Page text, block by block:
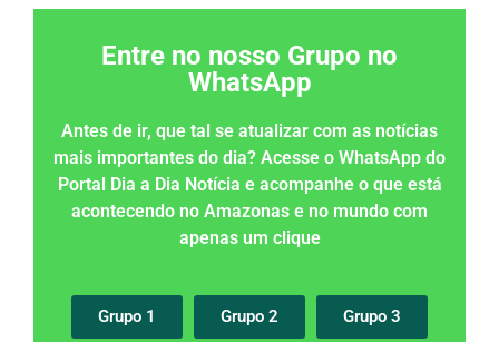
Entre no nosso Grupo no
WhatsApp
Antes de ir, que tal se atualizar com as notícias
mais importantes do dia? Acesse o WhatsApp do
Portal Dia a Dia Notícia e acompanhe o que está
acontecendo no Amazonas e no mundo com
apenas um clique
Grupo 1 Grupo 2 Grupo 3